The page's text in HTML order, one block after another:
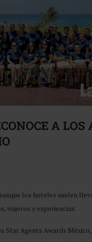
A LOS
los hoteles suelen
viajeros y experiencias.
Star Agents Awards